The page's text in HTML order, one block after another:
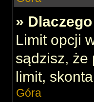
»
Limit opcji
sądzisz, że
limit,
Góra